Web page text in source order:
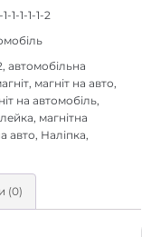
1-1-1-1-2
, автомобільна
, магніт на авто,
на автомобіль,
, магнітна
авто, Наліпка,
(0)